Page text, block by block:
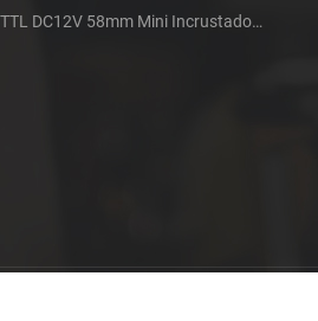
TTL DC12V 58mm Mini Incrustado Taxi De La Impresora Térmica De Recibos